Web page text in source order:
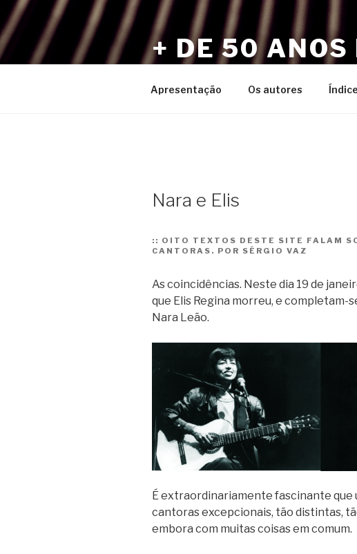
Pular
para
o
conteúdo
+ DE 50 ANOS
Apresentação Os autores
Nara e Elis
:: OITO TEXTOS DESTE SITE FALAM
CANTORAS. POR SÉRGIO VAZ
As coincidências. Neste dia 19 de
que Elis Regina morreu, e completam-
Nara Leão.
É extraordinariamente fascinante que
cantoras excepcionais, tão distintas,
embora com muitas coisas em comum.